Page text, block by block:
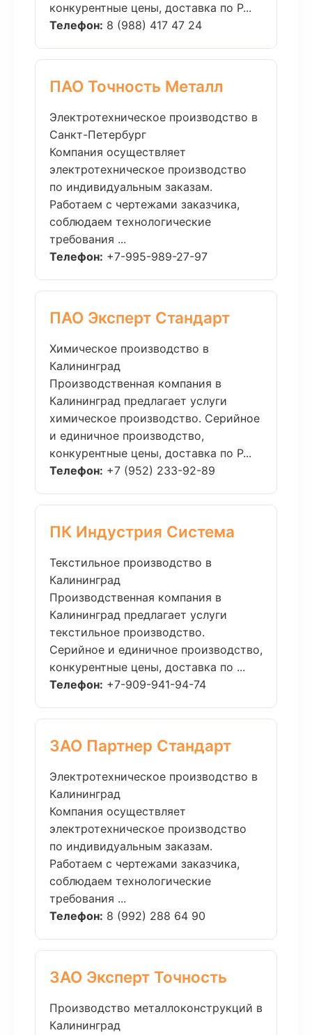
конкурентные цены, доставка по Р...
Телефон: 8 (988) 417 47 24
ПАО Точность Металл
Электротехническое производство в
Санкт-Петербург
Компания осуществляет
электротехническое производство
по индивидуальным заказам.
Работаем с чертежами заказчика,
соблюдаем технологические
требования ...
Телефон: +7-995-989-27-97
ПАО Эксперт Стандарт
Химическое производство в
Калининград
Производственная компания в
Калининград предлагает услуги
химическое производство. Серийное
и единичное производство,
конкурентные цены, доставка по Р...
Телефон: +7 (952) 233-92-89
ПК Индустрия Система
Текстильное производство в
Калининград
Производственная компания в
Калининград предлагает услуги
текстильное производство.
Серийное и единичное производство,
конкурентные цены, доставка по ...
Телефон: +7-909-941-94-74
ЗАО Партнер Стандарт
Электротехническое производство в
Калининград
Компания осуществляет
электротехническое производство
по индивидуальным заказам.
Работаем с чертежами заказчика,
соблюдаем технологические
требования ...
Телефон: 8 (992) 288 64 90
ЗАО Эксперт Точность
Производство металлоконструкций в
Калининград